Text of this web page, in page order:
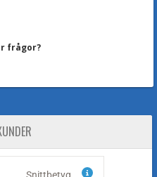
frågor?